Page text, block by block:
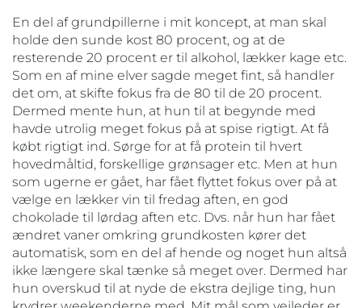
En del af grundpillerne i mit koncept, at man skal
holde den sunde kost 80 procent, og at de
resterende 20 procent er til alkohol, lækker kage etc.
Som en af mine elver sagde meget fint, så handler
det om, at skifte fokus fra de 80 til de 20 procent.
Dermed mente hun, at hun til at begynde med
havde utrolig meget fokus på at spise rigtigt. At få
købt rigtigt ind. Sørge for at få protein til hvert
hovedmåltid, forskellige grønsager etc. Men at hun
som ugerne er gået, har fået flyttet fokus over på at
vælge en lækker vin til fredag aften, en god
chokolade til lørdag aften etc. Dvs. når hun har fået
ændret vaner omkring grundkosten kører det
automatisk, som en del af hende og noget hun altså
ikke længere skal tænke så meget over. Dermed har
hun overskud til at nyde de ekstra dejlige ting, hun